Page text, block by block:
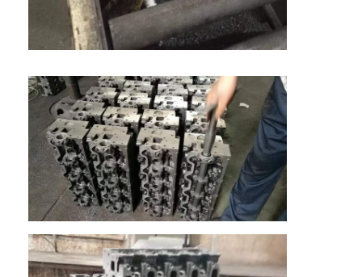
ইঞ্জিন ক্যামশফ্ট
ইঞ্জিন সংযোগ রড
ইঞ্জিন রকার আর্ম
গাড়ির ইঞ্জিন ভালভ
সিলিন্ডার হেড মেরামত
ক্র্যাংকশফ্ট পালি
সিলিন্ডার হেড Gasket
কার টারবোচারার